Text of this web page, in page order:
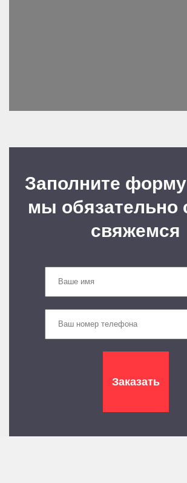
Заполните
мы обязательно
свяжемся